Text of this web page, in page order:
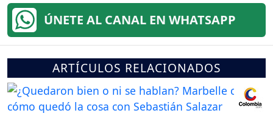
ÚNETE AL CANAL EN WHATSAPP
ARTÍCULOS RELACIONADOS